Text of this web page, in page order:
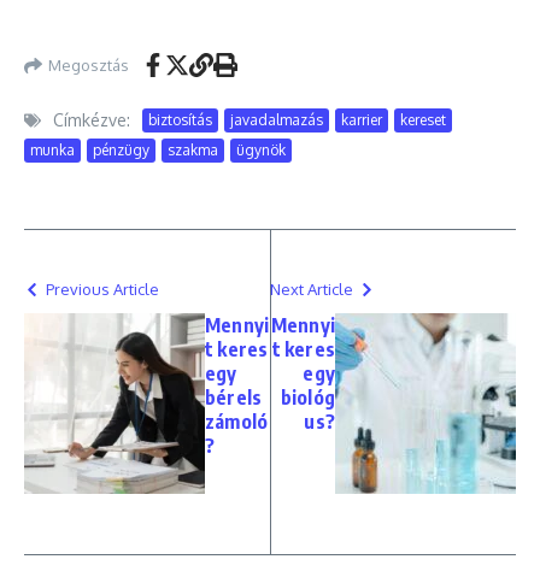
Megosztás
Címkézve: biztosítás javadalmazás karrier
kereset
munka
pénzügy szakma ügynök
Previous Article
Mennyi
t keres
egy
bérels
zámoló
?
Next Article
Mennyi
t keres
egy
biológ
us?